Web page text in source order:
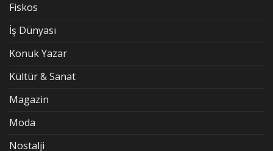
Fiskos
İş Dünyası
Konuk Yazar
Kültür & Sanat
Magazin
Moda
Nostalji